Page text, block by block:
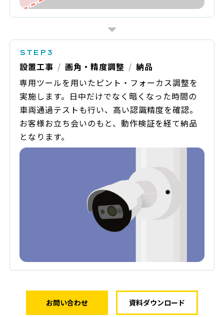
設置工事 画角・精度調整
納品
専用ツールを用いたピント・フォーカス調整を
実施します。日中だけでなく暗くなった時間の
車両通過テストも行い、高い認識精度を確認。
お客様お立ち会いのもと、動作検証を経て納品
となります。
お問い合わせ 資料ダウンロード